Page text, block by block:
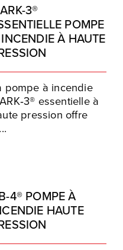
3®
POMPE
À HAUTE
pompe à incendie
essentielle à
pression offre
4® POMPE À
HAUTE